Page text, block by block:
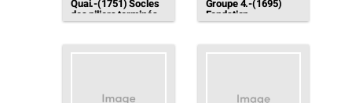
Quai.-(1751) Socles
des piliers terminés.
Piliers en cours de
Maçonnerie et
remblayage en cours
Groupe 4.-(1695)
Fondation
décoffrées. On
place du condenseur.
A gauche, une boite à